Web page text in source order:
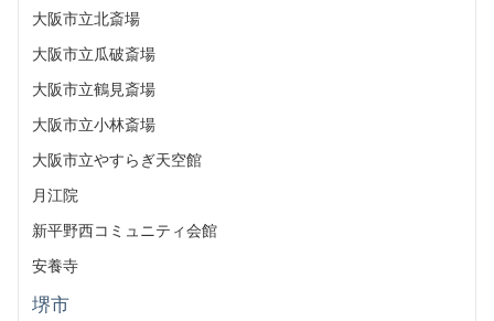
大阪市立北斎場
大阪市立瓜破斎場
大阪市立鶴見斎場
大阪市立小林斎場
大阪市立やすらぎ天空館
月江院
新平野西コミュニティ会館
安養寺
堺市